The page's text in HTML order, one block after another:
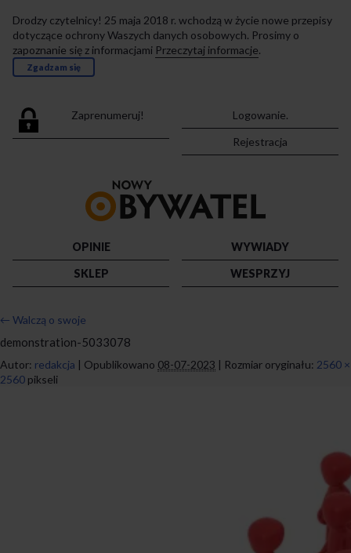
Drodzy czytelnicy! 25 maja 2018 r. wchodzą w życie nowe przepisy
dotyczące ochrony Waszych danych osobowych. Prosimy o
zapoznanie się z informacjami Przeczytaj informacje.
Zgadzam się
Zaprenumeruj!
Logowanie.
Rejestracja
strony
OPINIE
WYWIADY
SKLEP
WESPRZYJ
← Walczą o swoje
demonstration-5033078
Autor: redakcja | Opublikowano 08-07-2023 | Rozmiar oryginału: 2560 ×
2560 pikseli